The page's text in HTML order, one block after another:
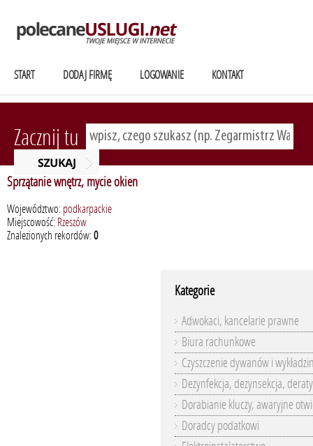
START DODAJ FIRMĘ LOGOWANIE KONTAKT
Zacznij tu
Sprzątanie wnętrz, mycie okien
Województwo: podkarpackie
Miejscowość: Rzeszów
Znalezionych rekordów:0
Kategorie
Adwokaci, kancelarie prawne
Biura rachunkowe
Czyszczenie dywanów i
Dezynfekcja, dezynsekcja,
Dorabianie kluczy, awaryjne
Doradcy podatkowi